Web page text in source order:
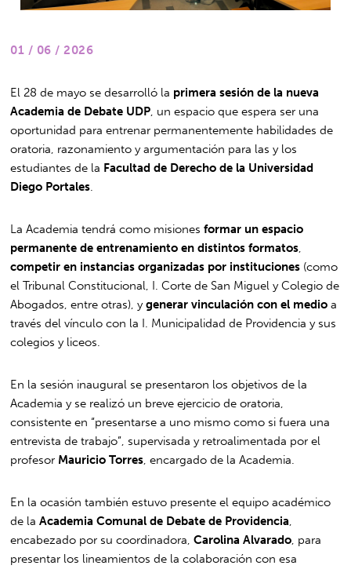
01 / 06 / 2026
El 28 de mayo se desarrolló la primera sesión de la nueva
Academia de Debate UDP , un espacio que espera ser una
oportunidad para entrenar permanentemente habilidades de
oratoria, razonamiento y argumentación para las y los
estudiantes de la Facultad de Derecho de la Universidad
Diego Portales
La Academia tendrá como misiones formar un espacio
permanente de entrenamiento en distintos formatos
competir en instancias organizadas por instituciones (como
el Tribunal Constitucional, I. Corte de San Miguel y Colegio de
Abogados, entre otras), ygenerar vinculación con el medio a
través del vínculo con la I. Municipalidad de Providencia y sus
colegios y liceos.
En la sesión inaugural se presentaron los objetivos de la
Academia y se realizó un breve ejercicio de oratoria,
consistente en “presentarse a uno mismo como si fuera una
entrevista de trabajo”, supervisada y retroalimentada por el
profesor Mauricio Torres , encargado de la Academia.
En la ocasión también estuvo presente el equipo académico
de laAcademia Comunal de Debate de Providencia
encabezado por su coordinadora,Carolina Alvarado , para
presentar los lineamientos de la colaboración con esa